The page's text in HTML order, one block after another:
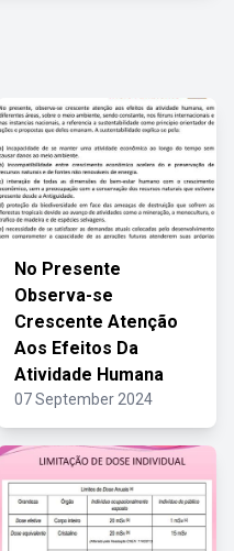
No Presente
Observa-se
Crescente Atenção
Aos Efeitos Da
Atividade Humana
07 September 2024